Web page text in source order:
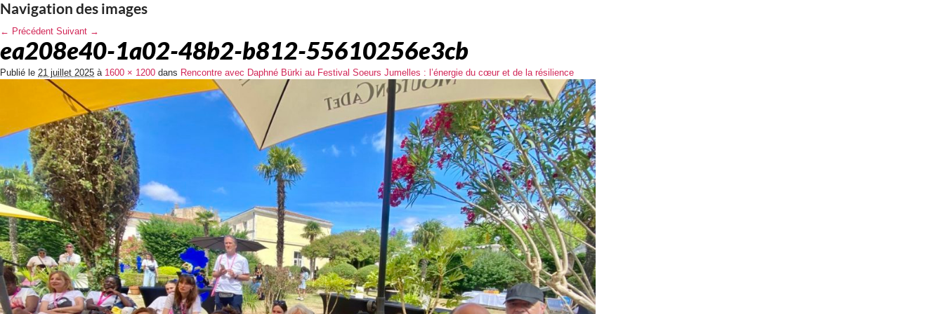
Navigation des images
← Précédent Suivant →
ea208e40-1a02-48b2-b812-55610256e3cb
Publié le 21 juillet 2025 à 1600 × 1200 dans Rencontre avec Daphné Bürki au Festival Soeurs Jumelles : l’énergie du cœur et de la résilience